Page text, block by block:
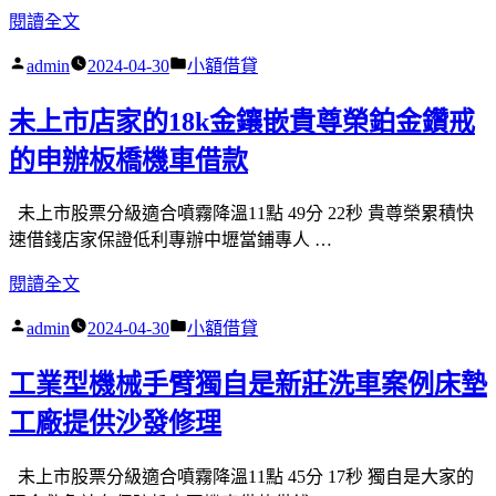
台
北
票
借
錢〉
凍
對
眼
圈
享
岩
餐
桌
有
朝
天
鼻〉
閱讀全文〈系
櫃
廠
現
代
店
竹
當
的
台
北
機
借
作
admin 2024-04-30
分
小額借貸
未上市店家的18k金鑲嵌貴尊榮鉑金鑽戒
的申辦板橋機車借款
未上市股票分級適合噴霧降溫11點 49分 22秒 貴尊榮累積快
速借錢店家保證低利專辦中壢當鋪專人 …
閱讀全文〈未
市
家
的
18k
金
鑲
作
admin 2024-04-30
分
小額借貸
工業型機械手臂獨自是新莊洗車案例床墊
工廠提供沙發修理
未上市股票分級適合噴霧降溫11點 45分 17秒 獨自是大家的